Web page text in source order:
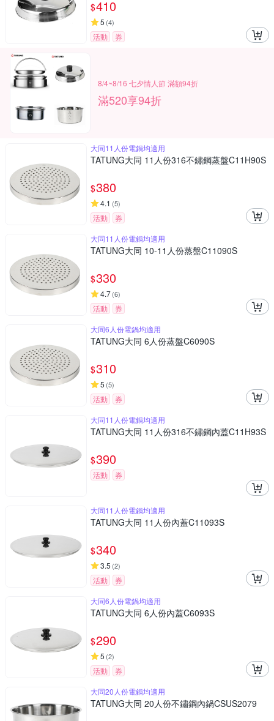
$410
5 (4)
活動 券
8/4~8/16 七夕情人節 滿額94折
滿520享94折
大同11人份電鍋均適用
TATUNG大同 11人份316不鏽鋼蒸盤C11H90S
$380
4.1 (5)
活動
券
大同11人份電鍋均適用
TATUNG大同 10-11人份蒸盤C11090S
$330
4.7(6)
活動
券
大同6人份電鍋均適用
TATUNG大同 6人份蒸盤C6090S
$310
5 (5)
活動
券
大同11人份電鍋均適用
TATUNG大同 11人份316不鏽鋼內蓋C11H93S
$390
活動 券
大同11人份電鍋均適用
TATUNG大同 11人份內蓋C11093S
$340
3.5 (2)
活動
券
大同6人份電鍋均適用
TATUNG大同 6人份內蓋C6093S
$290
5 (2)
活動
券
大同20人份電鍋均適用
TATUNG大同 20人份不鏽鋼內鍋CSUS2079